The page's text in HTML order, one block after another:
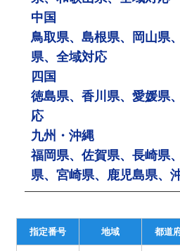
中国
鳥取県、島根県、岡山県
県、全域対応
四国
徳島県、香川県、愛媛県
応
九州・沖縄
福岡県、佐賀県、長崎県
県、宮崎県、鹿児島県、
指定番号 地域 都道